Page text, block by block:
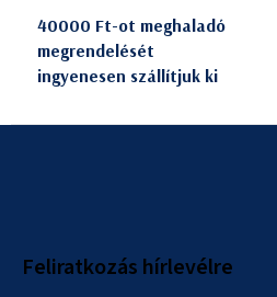
40000 Ft-ot meghaladó
megrendelését
ingyenesen szállítjuk ki
Feliratkozás hírlevélre